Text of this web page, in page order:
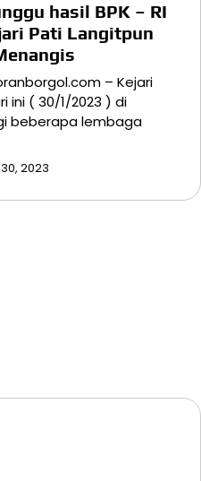
hasil BPK – RI
Pati Langitpun
– Kejari
ini ( 30/1/2023 ) di
beberapa lembaga
2023